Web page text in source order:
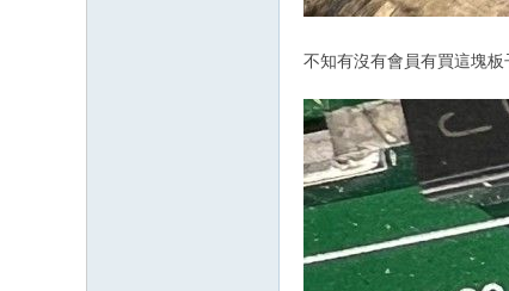
不知有沒有會員有買這塊